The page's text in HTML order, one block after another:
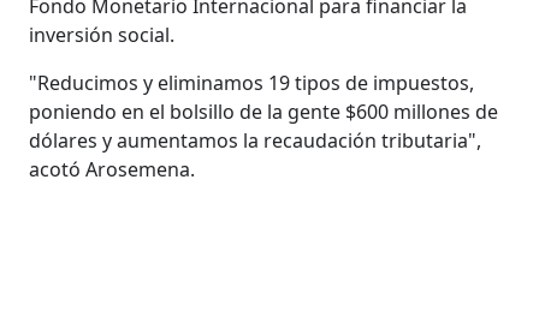
Fondo Monetario Internacional para financiar la
inversión social.
"Reducimos y eliminamos 19 tipos de impuestos,
poniendo en el bolsillo de la gente $600 millones de
dólares y aumentamos la recaudación tributaria",
acotó Arosemena.